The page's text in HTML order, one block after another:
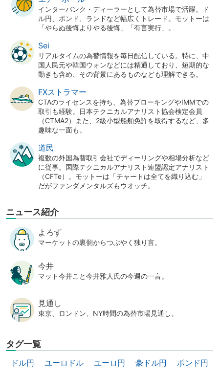
インターバンク・ディーラーとして為替市場で活躍。ド
ル円、ポンド、ランドなど幅広くトレード。モットーは
「やらぬ後悔よりやる後悔」「有言実行」。
Sei
リアルタイムの為替情報を毎日配信している。特に、中
国人民元や韓国ウォンなどには精通しており、短期的な
動きも含め、その背景にあるものなども理解できる。
FXストラマー
CTAのライセンスを持ち、為替ブローキングやIMMでの
取引も経験。日本テクニカルアナリスト協会検定会員
（CTMA2）また、2級小型船舶免許を取得するなど、多
趣味な一面も。
道民
複数の外国為替取引会社でディーリングや相場分析など
に従事。国際テクニカルアナリスト連盟認定アナリスト
（CFTe）。モットーは「チャートは全てを織り込む」
だがファンダメンタルズもウオッチ。
ニュース紹介
よろず
マーケットの裏側からつぶやく独り言。
今井
マット今井こと今井雅人氏の今週の一言。
見通し
東京、ロンドン、NY時間の為替市場見通し。
タグ一覧
ドル円 ユーロドル ユーロ円 豪ドル円
ポンド円